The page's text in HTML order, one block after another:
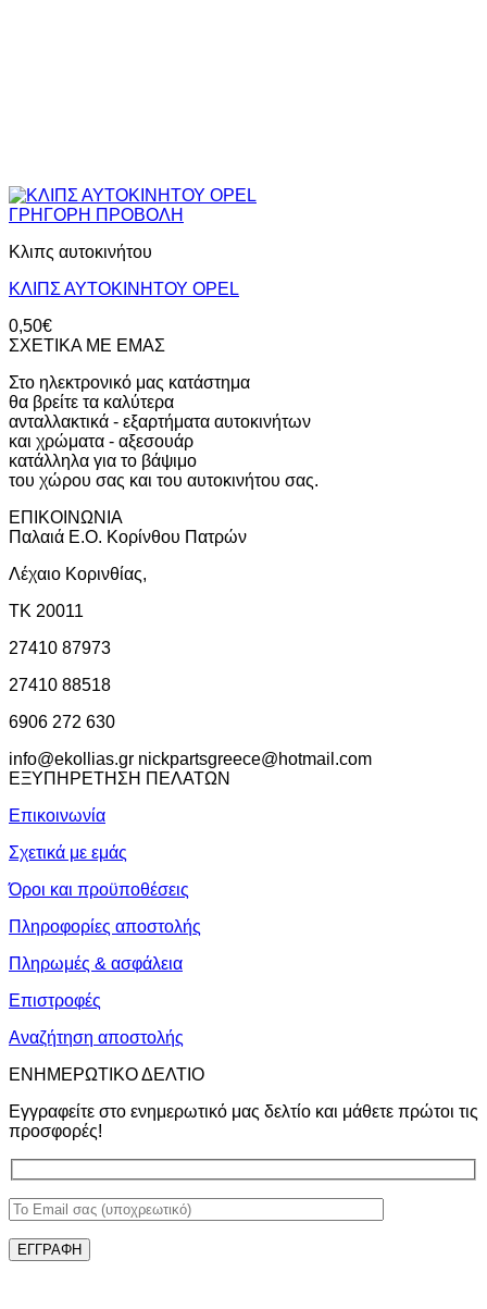
ΓΡΗΓΟΡΗ ΠΡΟΒΟΛΗ
Κλιπς αυτοκινήτου
ΚΛΙΠΣ ΑΥΤΟΚΙΝΗΤΟΥ OPEL
0,50€
ΣΧΕΤΙΚΑ ΜΕ ΕΜΑΣ
Στο ηλεκτρονικό μας κατάστημα
θα βρείτε τα καλύτερα
ανταλλακτικά - εξαρτήματα αυτοκινήτων
και χρώματα - αξεσουάρ
κατάλληλα για το βάψιμο
του χώρου σας και του αυτοκινήτου σας.
ΕΠΙΚΟΙΝΩΝΙΑ
Παλαιά Ε.Ο. Κορίνθου Πατρών
Λέχαιο Κορινθίας,
ΤΚ 20011
27410 87973
27410 88518
6906 272 630
info@ekollias.gr nickpartsgreece@hotmail.com
ΕΞΥΠΗΡΕΤΗΣΗ ΠΕΛΑΤΩΝ
Επικοινωνία
Σχετικά με εμάς
Όροι και προϋποθέσεις
Πληροφορίες αποστολής
Πληρωμές & ασφάλεια
Επιστροφές
Αναζήτηση αποστολής
ΕΝΗΜΕΡΩΤΙΚΟ ΔΕΛΤΙΟ
Εγγραφείτε στο ενημερωτικό μας δελτίο και μάθετε πρώτοι τις
προσφορές!